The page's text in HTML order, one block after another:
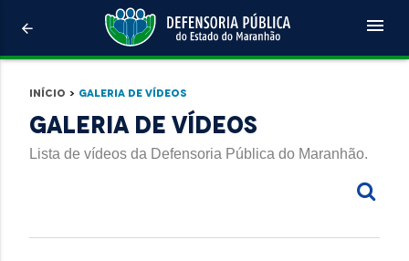
arrow_back menu
Início > Galeria de Vídeos
Galeria de Vídeos
Lista de vídeos da Defensoria Pública do Maranhão.